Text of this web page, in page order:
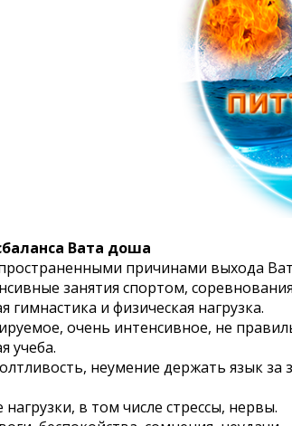
Вата доша
причинами выхода
занятия спортом,
гимнастика и физическая нагрузка.
очень интенсивное, не
учеба.
неумение держать язык
в том числе стрессы, нервы.